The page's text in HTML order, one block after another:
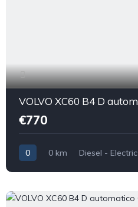
€770
0 0 km Diesel - Electric